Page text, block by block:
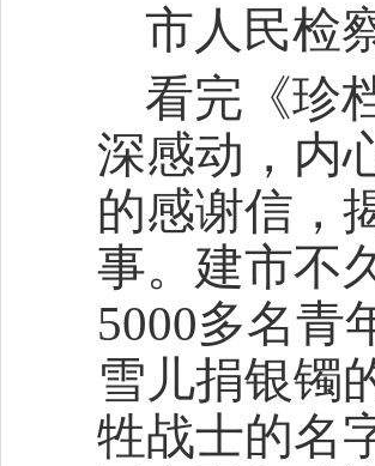
市人民检
看完《珍
深感动，内
的感谢信，
事。建市不
5000多名青
雪儿捐银镯
牲战士的名